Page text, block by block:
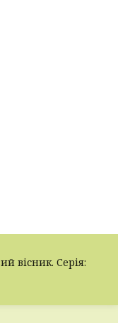
вісник. Серія: